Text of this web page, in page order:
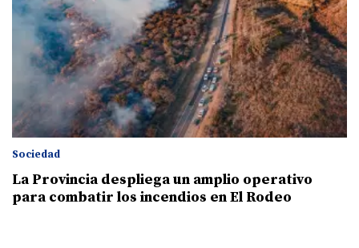
Sociedad
La Provincia despliega un amplio operativo
para combatir los incendios en El Rodeo